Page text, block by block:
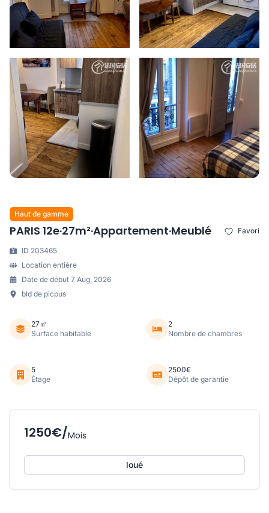
Haut de gamme
PARIS 12e·27m²·Appartement·Meublé Favori
ID 203465
Location entière
Date de début 7 Aug, 2026
bld de picpus
27㎡
Surface habitable
2
Nombre de chambres
5
Étage
2500€
Dépôt de garantie
1250€/Mois
loué